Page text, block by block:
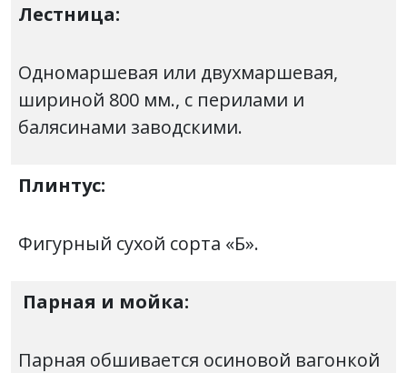
Лестница:
Одномаршевая или двухмаршевая,
шириной 800 мм., с перилами и
балясинами заводскими.
Плинтус:
Фигурный сухой сорта «Б».
Парная и мойка:
Парная обшивается осиновой вагонкой